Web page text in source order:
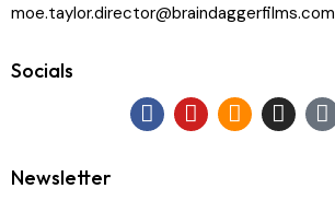
moe.taylor.director@braindaggerfilms.com
Socials
Newsletter